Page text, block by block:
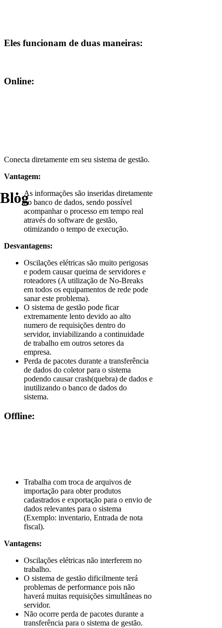
Blog
Eles funcionam de duas maneiras:
Online:
Conecta diretamente em seu sistema de gestão.
Vantagem:
As informações são inseridas diretamente
no banco de dados, sendo possível
acompanhar o processo em tempo real
através do software de gestão,
otimizando o tempo de execução.
Desvantagens:
Oscilações elétricas são muito perigosas
e podem causar queima de servidores e
roteadores (A utilização de No-Breaks
em todos os equipamentos de rede pode
sanar este problema).
O sistema de gestão pode ficar
extremamente lento devido ao alto
numero de requisições dentro do
servidor, inviabilizando a continuidade
de trabalho em outros setores da
empresa.
Perda de pacotes durante a transferência
de dados do coletor para o sistema
podendo causar crash(quebra) de dados e
inutilizando o banco de dados do
sistema.
Offline:
Trabalha com troca de arquivos de
importação para obter produtos
cadastrados e exportação para o envio de
dados relevantes para o sistema
(Exemplo: inventario, Entrada de nota
fiscal).
Vantagens:
Oscilações elétricas não interferem no
trabalho.
O sistema de gestão dificilmente terá
problemas de performance pois não
haverá muitas requisições simultâneas no
servidor.
Não ocorre perda de pacotes durante a
transferência para o sistema de gestão.